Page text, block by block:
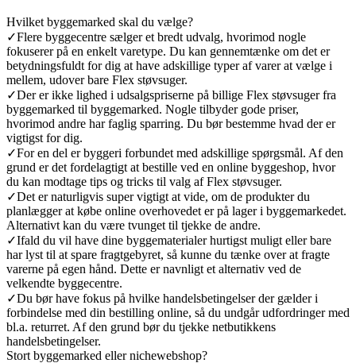
Hvilket byggemarked skal du vælge?
✓Flere byggecentre sælger et bredt udvalg, hvorimod nogle
fokuserer på en enkelt varetype. Du kan gennemtænke om det er
betydningsfuldt for dig at have adskillige typer af varer at vælge i
mellem, udover bare Flex støvsuger.
✓Der er ikke lighed i udsalgspriserne på billige Flex støvsuger fra
byggemarked til byggemarked. Nogle tilbyder gode priser,
hvorimod andre har faglig sparring. Du bør bestemme hvad der er
vigtigst for dig.
✓For en del er byggeri forbundet med adskillige spørgsmål. Af den
grund er det fordelagtigt at bestille ved en online byggeshop, hvor
du kan modtage tips og tricks til valg af Flex støvsuger.
✓Det er naturligvis super vigtigt at vide, om de produkter du
planlægger at købe online overhovedet er på lager i byggemarkedet.
Alternativt kan du være tvunget til tjekke de andre.
✓Ifald du vil have dine byggematerialer hurtigst muligt eller bare
har lyst til at spare fragtgebyret, så kunne du tænke over at fragte
varerne på egen hånd. Dette er navnligt et alternativ ved de
velkendte byggecentre.
✓Du bør have fokus på hvilke handelsbetingelser der gælder i
forbindelse med din bestilling online, så du undgår udfordringer med
bl.a. returret. Af den grund bør du tjekke netbutikkens
handelsbetingelser.
Stort byggemarked eller nichewebshop?